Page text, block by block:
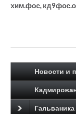
хим.фос,
Новости и
Гальваника